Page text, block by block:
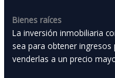
Bienes raíces
La inversión inmobiliaria
sea para obtener
venderlas a un precio